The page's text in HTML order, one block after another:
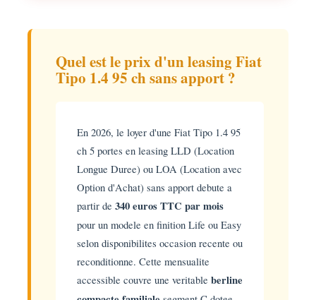
Quel est le prix d'un leasing Fiat
Tipo 1.4 95 ch sans apport ?
En 2026, le loyer d'une Fiat Tipo 1.4 95
ch 5 portes en leasing LLD (Location
Longue Duree) ou LOA (Location avec
Option d'Achat) sans apport debute a
partir de 340 euros TTC par mois
pour un modele en finition Life ou Easy
selon disponibilites occasion recente ou
reconditionne. Cette mensualite
accessible couvre une veritable berline